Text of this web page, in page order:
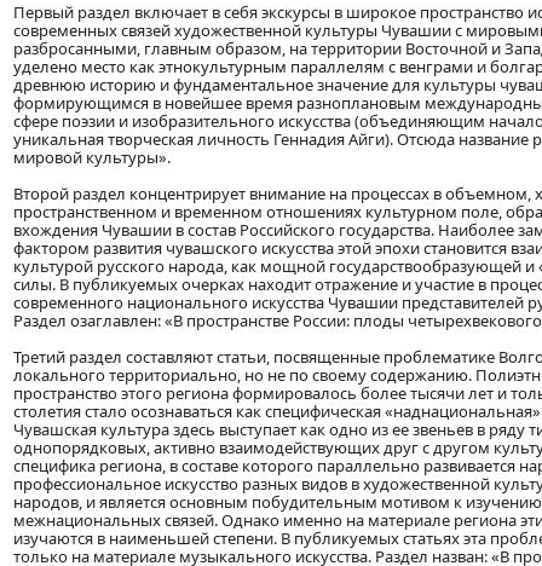
Первый раздел включает в себя экскурсы в широкое пространство
современных связей художественной культуры Чувашии с
разбросанными, главным образом, на территории Восточной и
уделено место как этнокультурным параллелям с венграми и
древнюю историю и фундаментальное значение для культуры
формирующимся в новейшее время разноплановым
сфере поэзии и изобразительного искусства (объединяющим
уникальная творческая личность Геннадия Айги). Отсюда название
мировой культуры».
Второй раздел концентрирует внимание на процессах в
пространственном и временном отношениях культурном поле,
вхождения Чувашии в состав Российского государства. Наиболее
фактором развития чувашского искусства этой эпохи становится
культурой русского народа, как мощной государствообразующей
силы. В публикуемых очерках находит отражение и участие в
современного национального искусства Чувашии представителей
Раздел озаглавлен: «В пространстве России: плоды
Третий раздел составляют статьи, посвященные проблематике
локального территориально, но не по своему содержанию.
пространство этого региона формировалось более тысячи лет и
столетия стало осознаваться как специфическая
Чувашская культура здесь выступает как одно из ее звеньев в ряду
однопорядковых, активно взаимодействующих друг с другом
специфика региона, в составе которого параллельно развивается
профессиональное искусство разных видов в художественной
народов, и является основным побудительным мотивом к
межнациональных связей. Однако именно на материале региона
изучаются в наименьшей степени. В публикуемых статьях эта
только на материале музыкального искусства. Раздел назван: «В